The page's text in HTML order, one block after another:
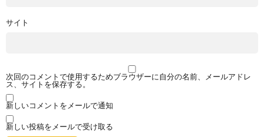
サイト
次回のコメントで使用するためブラウザーに自分の名前、メールアドレ
ス、サイトを保存する。
新しいコメントをメールで通知
新しい投稿をメールで受け取る